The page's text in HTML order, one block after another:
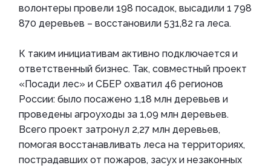
волонтеры провели 198 посадок, высадили 1 798
870 деревьев – восстановили 531,82 га леса.
К таким инициативам активно подключается и
ответственный бизнес. Так, совместный проект
«Посади лес» и СБЕР охватил 46 регионов
России: было посажено 1,18 млн деревьев и
проведены агроуходы за 1,09 млн деревьев.
Всего проект затронул 2,27 млн деревьев,
помогая восстанавливать леса на территориях,
пострадавших от пожаров, засух и незаконных